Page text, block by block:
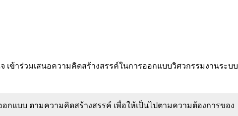
เข้าร่วมเสนอความคิดสร้างสรรค์ในการออกแบบวิศวกรรมงานระบบ
อกแบบ ตามความคิดสร้างสรรค์ เพื่อให้เป็นไปตามความต้องการของ